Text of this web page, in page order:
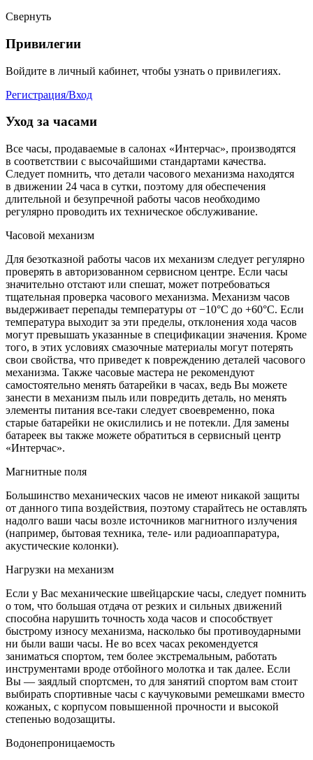
Свернуть
Привилегии
Войдите в личный кабинет, чтобы узнать о привилегиях.
Регистрация/Вход
Уход за часами
Все часы, продаваемые в салонах «Интерчас», производятся
в соответствии с высочайшими стандартами качества.
Следует помнить, что детали часового механизма находятся
в движении 24 часа в сутки, поэтому для обеспечения
длительной и безупречной работы часов необходимо
регулярно проводить их техническое обслуживание.
Часовой механизм
Для безотказной работы часов их механизм следует регулярно
проверять в авторизованном сервисном центре. Если часы
значительно отстают или спешат, может потребоваться
тщательная проверка часового механизма. Механизм часов
выдерживает перепады температуры от −10°C до +60°C. Если
температура выходит за эти пределы, отклонения хода часов
могут превышать указанные в спецификации значения. Кроме
того, в этих условиях смазочные материалы могут потерять
свои свойства, что приведет к повреждению деталей часового
механизма. Также часовые мастера не рекомендуют
самостоятельно менять батарейки в часах, ведь Вы можете
занести в механизм пыль или повредить деталь, но менять
элементы питания все-таки следует своевременно, пока
старые батарейки не окислились и не потекли. Для замены
батареек вы также можете обратиться в сервисный центр
«Интерчас».
Магнитные поля
Большинство механических часов не имеют никакой защиты
от данного типа воздействия, поэтому старайтесь не оставлять
надолго ваши часы возле источников магнитного излучения
(например, бытовая техника, теле- или радиоаппаратура,
акустические колонки).
Нагрузки на механизм
Если у Вас механические швейцарские часы, следует помнить
о том, что большая отдача от резких и сильных движений
способна нарушить точность хода часов и способствует
быстрому износу механизма, насколько бы противоударными
ни были ваши часы. Не во всех часах рекомендуется
заниматься спортом, тем более экстремальным, работать
инструментами вроде отбойного молотка и так далее. Если
Вы — заядлый спортсмен, то для занятий спортом вам стоит
выбирать спортивные часы с каучуковыми ремешками вместо
кожаных, с корпусом повышенной прочности и высокой
степенью водозащиты.
Водонепроницаемость